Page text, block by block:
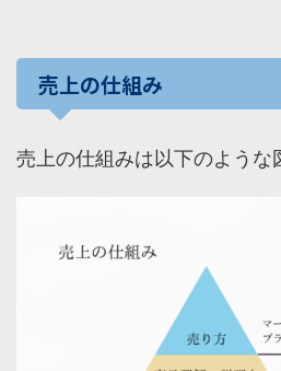
売上の仕組み
売上の仕組みは以下のような